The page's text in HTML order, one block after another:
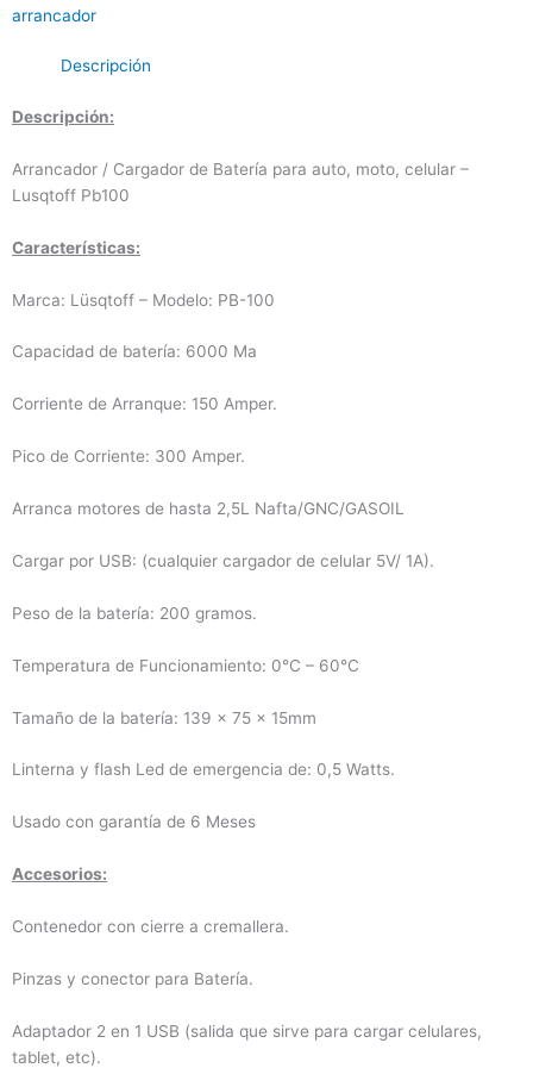
arrancador
Descripción
Descripción:
Arrancador / Cargador de Batería para auto, moto, celular –
Lusqtoff Pb100
Características:
Marca: Lüsqtoff – Modelo: PB-100
Capacidad de batería: 6000 Ma
Corriente de Arranque: 150 Amper.
Pico de Corriente: 300 Amper.
Arranca motores de hasta 2,5L Nafta/GNC/GASOIL
Cargar por USB: (cualquier cargador de celular 5V/ 1A).
Peso de la batería: 200 gramos.
Temperatura de Funcionamiento: 0°C – 60°C
Tamaño de la batería: 139 × 75 × 15mm
Linterna y flash Led de emergencia de: 0,5 Watts.
Usado con garantía de 6 Meses
Accesorios:
Contenedor con cierre a cremallera.
Pinzas y conector para Batería.
Adaptador 2 en 1 USB (salida que sirve para cargar celulares,
tablet, etc).